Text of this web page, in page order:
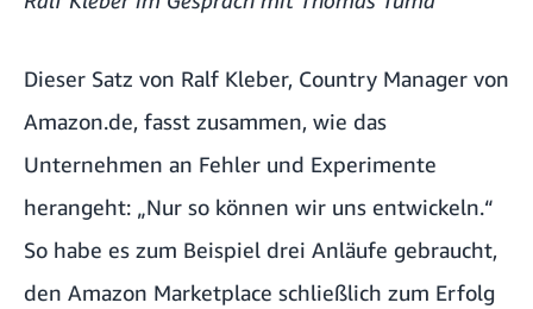
Dieser Satz von Ralf Kleber, Country Manager von
Amazon.de, fasst zusammen, wie das
Unternehmen an Fehler und Experimente
herangeht: „Nur so können wir uns entwickeln.“
So habe es zum Beispiel drei Anläufe gebraucht,
den Amazon Marketplace schließlich zum Erfolg